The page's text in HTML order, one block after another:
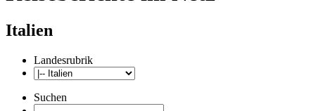
Italien
Landesrubrik
Suchen